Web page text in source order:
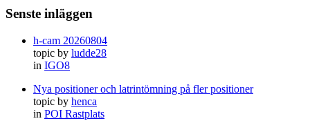
Senste inläggen
h-cam 20260804
topic by ludde28
in IGO8
Nya positioner och latrintömning på fler positioner
topic by henca
in POI Rastplats